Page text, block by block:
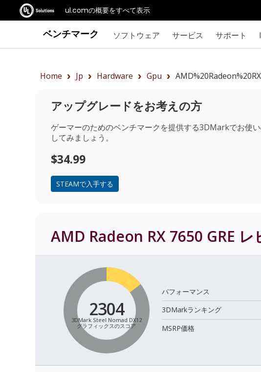
ul.comの概要をすべて表示
ベンチマーク ソフトウェア サービス サポート
Home Jp Hardware Gpu
アップグレードをお考えの方
ゲーマーのためのベンチマークを提供する3DMarkでお使い
してみましょう。
$34.99
STEAMで入手する
AMD Radeon RX 7650 GRE レ
2304
3DMark Steel Nomad DX12
グラフィックスのスコア
パフォーマンス
3DMarkランキング
MSRP価格